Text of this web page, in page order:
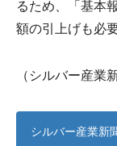
るため、「基本
額の引上げも必
（シルバー産業
シルバー産業新